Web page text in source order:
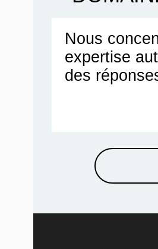
Nous
expertise
des